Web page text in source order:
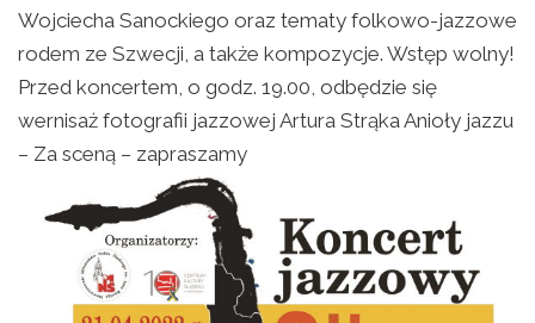
Wojciecha Sanockiego oraz tematy folkowo-jazzowe
rodem ze Szwecji, a także kompozycje. Wstęp wolny!
Przed koncertem, o godz. 19.00, odbędzie się
wernisaż fotografii jazzowej Artura Strąka Anioły jazzu
– Za sceną – zapraszamy